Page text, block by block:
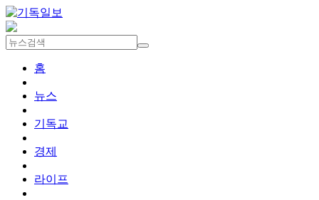
홈
뉴스
기독교
경제
라이프